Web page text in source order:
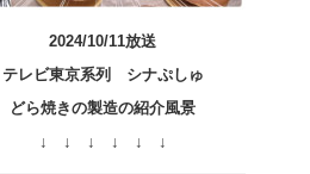
2024/10/11放送
テレビ東京系列 シナぷしゅ
どら焼きの製造の紹介風景
↓ ↓ ↓ ↓ ↓ ↓